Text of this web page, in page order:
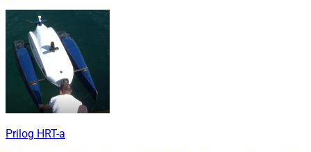
Prilog HRT-a